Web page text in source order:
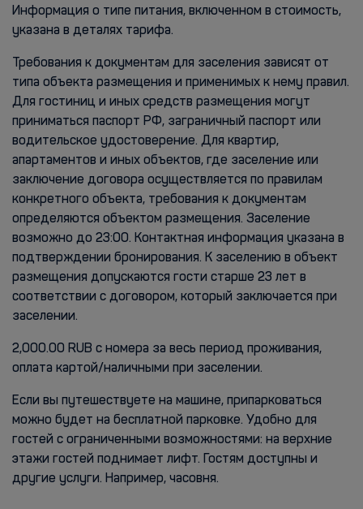
Информация о типе питания, включенном в стоимость,
указана в деталях тарифа.
Требования к документам для заселения зависят от
типа объекта размещения и применимых к нему правил.
Для гостиниц и иных средств размещения могут
приниматься паспорт РФ, заграничный паспорт или
водительское удостоверение. Для квартир,
апартаментов и иных объектов, где заселение или
заключение договора осуществляется по правилам
конкретного объекта, требования к документам
определяются объектом размещения. Заселение
возможно до 23:00. Контактная информация указана в
подтверждении бронирования. К заселению в объект
размещения допускаются гости старше 23 лет в
соответствии с договором, который заключается при
заселении.
2,000.00 RUB с номера за весь период проживания,
оплата картой/наличными при заселении.
Если вы путешествуете на машине, припарковаться
можно будет на бесплатной парковке. Удобно для
гостей с ограниченными возможностями: на верхние
этажи гостей поднимает лифт. Гостям доступны и
другие услуги. Например, часовня.